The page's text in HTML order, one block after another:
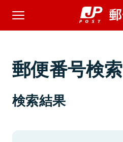
郵便番号検索
検索結果